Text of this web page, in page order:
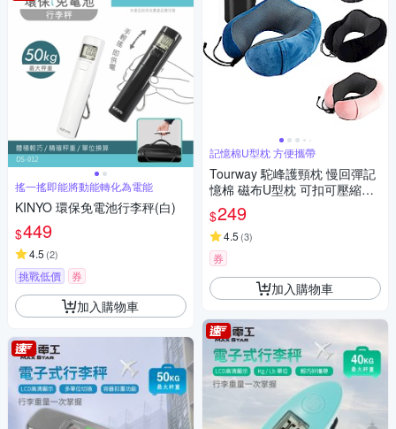
搖一搖即能將動能轉化為電能
KINYO 環保免電池行李秤(白)
$449
4.5 (2)
挑戰低價 券
加入購物車
記憶棉U型枕 方便攜帶
Tourway 駝峰護頸枕 慢回彈記
憶棉 磁布U型枕 可扣可壓縮收
納 飛行旅遊旅行 午睡枕
$249
4.5 (3)
券
加入購物車